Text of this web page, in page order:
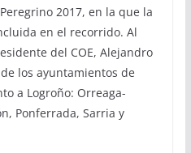
2017, en la que la
en el recorrido. Al
del COE, Alejandro
los ayuntamientos de
a Logroño: Orreaga-
Ponferrada, Sarria y